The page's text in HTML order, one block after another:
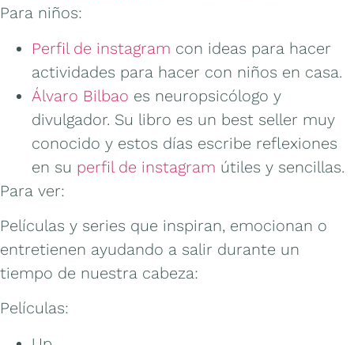
Para niños:
Perfil de instagram con ideas para hacer
actividades para hacer con niños en casa.
Álvaro Bilbao es neuropsicólogo y
divulgador. Su libro es un best seller muy
conocido y estos días escribe reflexiones
en su perfil de instagram útiles y sencillas.
Para ver:
Películas y series que inspiran, emocionan o
entretienen ayudando a salir durante un
tiempo de nuestra cabeza:
Películas: